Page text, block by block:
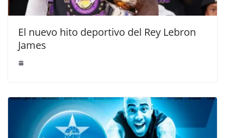
El nuevo hito deportivo del Rey Lebron
James